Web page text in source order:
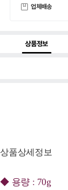
업체배송
상품정보
상품상세정보
◆ 용량 : 70g